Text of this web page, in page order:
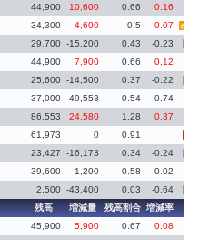
44,900 10,600 0.66
0.16
34,300 4,600 0.5 0.07 義務
29,700 -15,200 0.43 -0.23 義務
44,900 7,900 0.66
0.12
25,600 -14,500 0.37 -0.22 義務
37,000 -49,553 0.54
-0.74
86,553 24,580 1.28
0.37
61,973 0 0.91 新規
23,427 -16,173 0.34 -0.24 義務
39,600 -1,200 0.58
-0.02
2,500 -43,400 0.03 -0.64 義務
残高 増減量 残高割合 増減率
45,900 5,900 0.67
0.08